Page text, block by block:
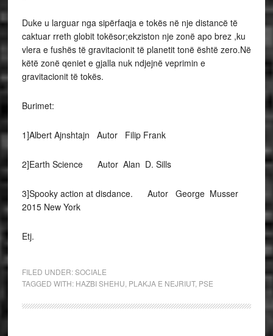
Duke u larguar nga sipërfaqja e tokës në nje distancë të
caktuar rreth globit tokësor;ekziston nje zonë apo brez ,ku
vlera e fushës të gravitacionit të planetit tonë është zero.Në
këtë zonë qeniet e gjalla nuk ndjejnë veprimin e
gravitacionit të tokës.
Burimet:
1]Albert Ajnshtajn Autor Filip Frank
2]Earth Science Autor Alan D. Sills
3]Spooky action at disdance. Autor George Musser
2015 New York
Etj.
FILED UNDER:SOCIALE
TAGGED WITH: HAZBI SHEHU PLAKJA E NEJRIUT, PSE